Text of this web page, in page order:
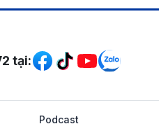
hội
tại:
Podcast